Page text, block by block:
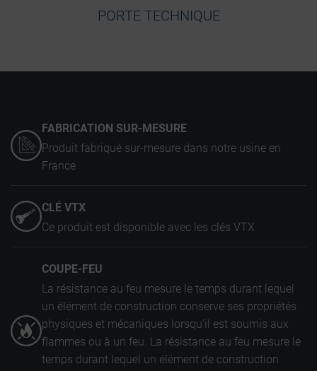
PORTE TECHNIQUE
FABRICATION SUR-MESURE
Produit fabriqué sur-mesure dans notre usine en
France
CLÉ VTX
Ce produit est disponible avec les clés VTX
COUPE-FEU
La résistance au feu mesure le temps durant lequel
un élément de construction conserve ses propriétés
physiques et mécaniques lorsqu'il est soumis aux
flammes ou à un feu. La résistance au feu mesure le
temps durant lequel un élément de construction